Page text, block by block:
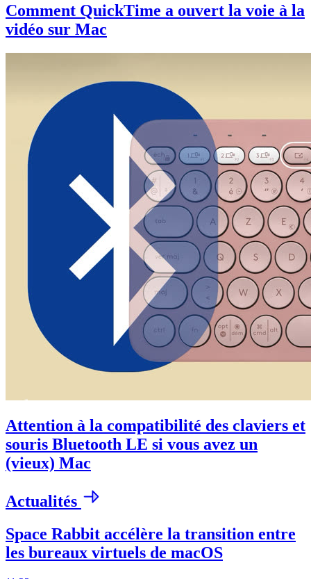
Comment QuickTime a ouvert la voie à la
vidéo sur Mac
Attention à la compatibilité des claviers et
souris Bluetooth LE si vous avez un
(vieux) Mac
Actualités
Space Rabbit accélère la transition entre
les bureaux virtuels de macOS